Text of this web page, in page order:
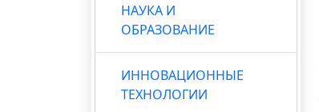
НАУКА И
ОБРАЗОВАНИЕ
ИННОВАЦИОННЫЕ
ТЕХНОЛОГИИ